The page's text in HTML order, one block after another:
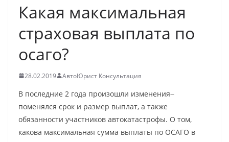
Какая максимальная
страховая выплата по
осаго?
28.02.2019 АвтоЮрист Консультация
В последние 2 года произошли изменения ̶
поменялся срок и размер выплат, а также
обязанности участников автокатастрофы. О том,
какова максимальная сумма выплаты по ОСАГО в